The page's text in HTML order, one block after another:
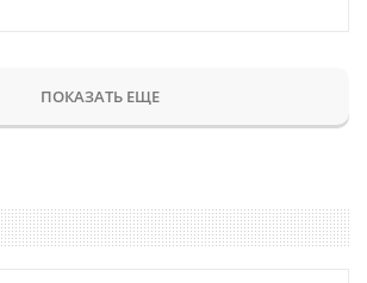
ПОКАЗАТЬ ЕЩЕ